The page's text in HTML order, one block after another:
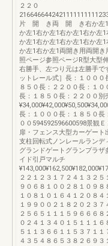
２２０
片 開 き両 開 き右か左1
か左1右か左1右か左1右か左
か左1右か左1右か左1右か左
か左1右か左1両開き用両開
照ページ参照ページR型大型
右勝手、左つり元は左勝手
ットレール式］長：１０００
８５０長：２２００長：１
長：１８５０長：２２００別
長：１０００長：１８５０長
００594592596600598景観
扉・フェンス大型カーゲー
支柱回転式ノンレールランデ
グランドゲートグランプラザ
イド引戸マルチ
２２１２３１７２４１３２
９０６８１００２８１０９
１０８１０１６４１２０８
１９９００２１８２０２３
２５６５１１１５９６６６
０２４１３４０１５１１１
５１１３６６１１５３７１
４３５４８６５３８２６９